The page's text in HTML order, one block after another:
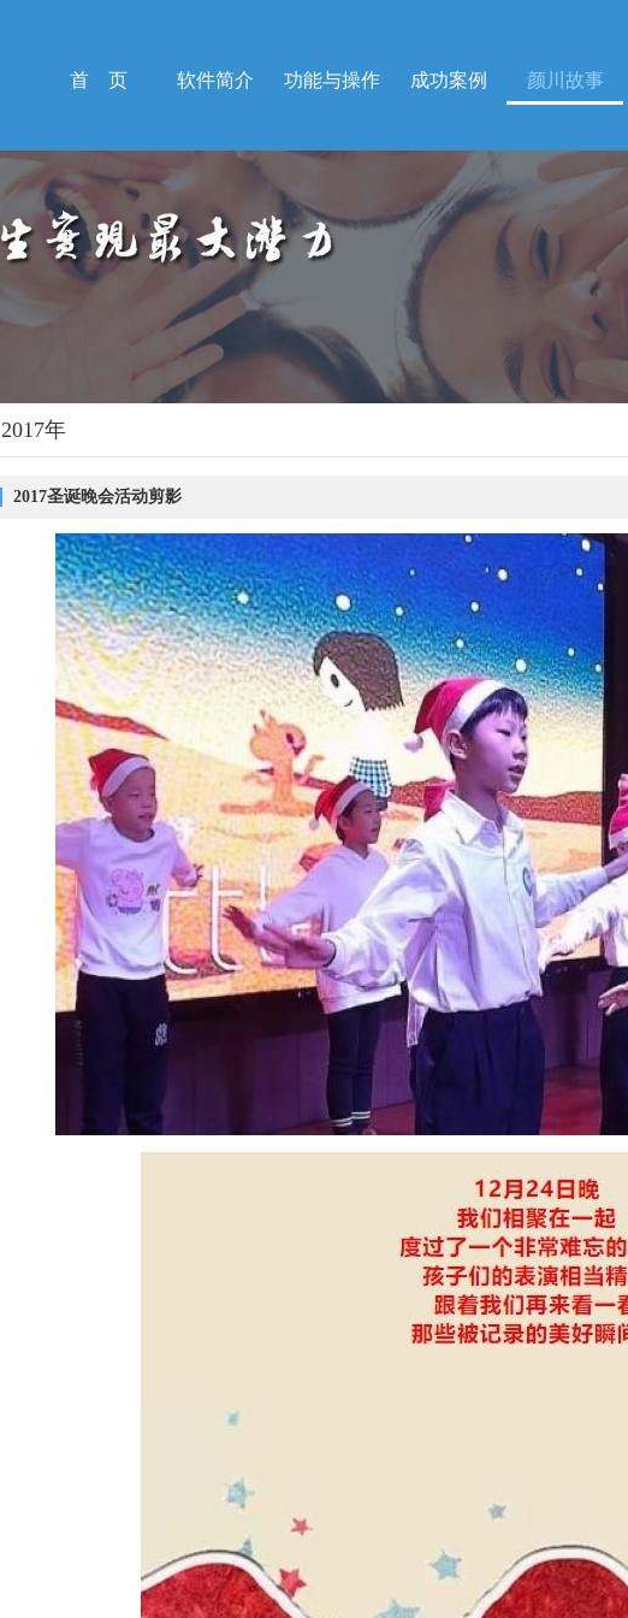
首 页 软件简介 功能与操作 成功案例 颜川故事
2017年
2017圣诞晚会活动剪影